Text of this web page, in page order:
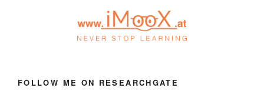
FOLLOW ME ON RESEARCHGATE